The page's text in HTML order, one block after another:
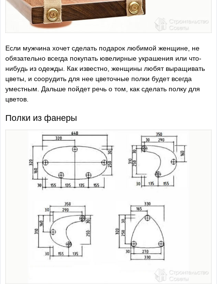
Если мужчина хочет сделать подарок любимой женщине, не
обязательно всегда покупать ювелирные украшения или что-
нибудь из одежды. Как известно, женщины любят выращивать
цветы, и соорудить для нее цветочные полки будет всегда
уместным. Дальше пойдет речь о том, как сделать полку для
цветов.
Полки из фанеры